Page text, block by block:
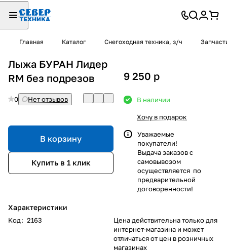
Главная Каталог Снегоходная техника, з/ч
Лыжа БУРАН Лидер
RM без подрезов
0 Нет отзывов
В корзину
Купить в 1 клик
Характеристики
Код: 2163
9 250 p
В наличии
Хочу в подарок
Уважаемые
покупатели!
Выдача заказов с
самовывозом
осуществляется по
предварительной
договоренности!
Цена действительна только для
интернет-магазина и может
отличаться от цен в розничных
магазинах